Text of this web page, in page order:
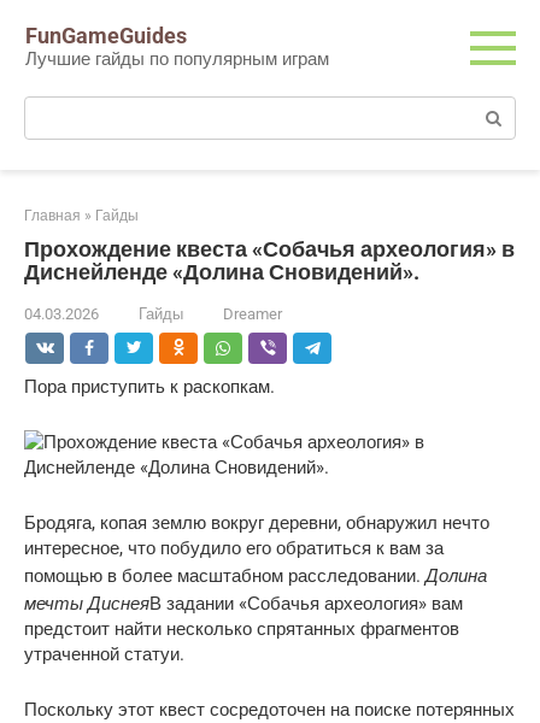
контенту
FunGameGuides
Лучшие гайды по популярным играм
Поиск:
Главная » Гайды
Прохождение квеста «Собачья археология» в
Диснейленде «Долина Сновидений».
04.03.2026 Гайды Dreamer
Пора приступить к раскопкам.
Бродяга, копая землю вокруг деревни, обнаружил нечто
интересное, что побудило его обратиться к вам за
помощью в более масштабном расследовании.Долина
мечты ДиснеяВ задании «Собачья археология» вам
предстоит найти несколько спрятанных фрагментов
утраченной статуи.
Поскольку этот квест сосредоточен на поиске потерянных